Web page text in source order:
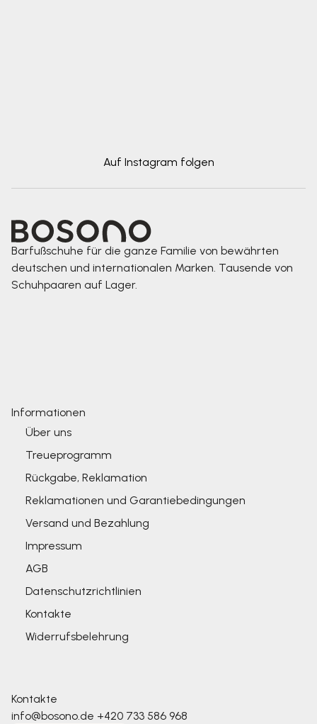
Auf Instagram folgen
Barfußschuhe für die ganze Familie von bewährten
deutschen und internationalen Marken. Tausende von
Schuhpaaren auf Lager.
Informationen
Über uns
Treueprogramm
Rückgabe, Reklamation
Reklamationen und Garantiebedingungen
Versand und Bezahlung
Impressum
AGB
Datenschutzrichtlinien
Kontakte
Widerrufsbelehrung
Kontakte
info@bosono.de +420 733 586 968